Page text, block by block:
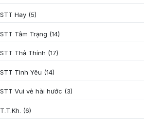
STT Hay (5)
STT Tâm Trạng (14)
STT Thả Thính (17)
STT Tình Yêu (14)
STT Vui vẻ hài hước (3)
T.T.Kh. (6)